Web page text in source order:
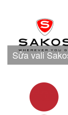
Sửa vali